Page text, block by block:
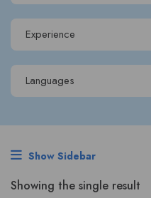
Experience
Languages
Show Sidebar
Showing the single result